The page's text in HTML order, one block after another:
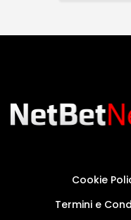
Cookie
Termini e